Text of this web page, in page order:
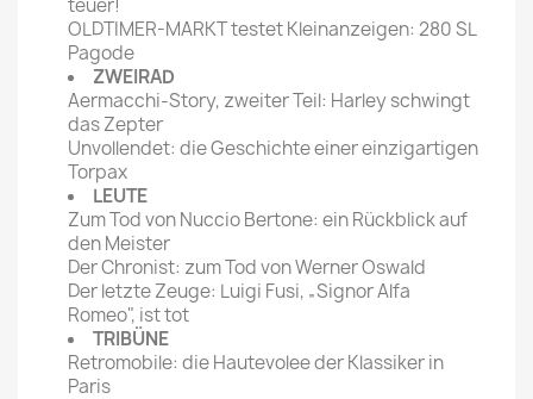
teuer!
OLDTIMER-MARKT testet Kleinanzeigen: 280 SL
Pagode
ZWEIRAD
Aermacchi-Story, zweiter Teil: Harley schwingt
das Zepter
Unvollendet: die Geschichte einer einzigartigen
Torpax
LEUTE
Zum Tod von Nuccio Bertone: ein Rückblick auf
den Meister
Der Chronist: zum Tod von Werner Oswald
Der letzte Zeuge: Luigi Fusi, „Signor Alfa
Romeo", ist tot
TRIBÜNE
Retromobile: die Hautevolee der Klassiker in
Paris